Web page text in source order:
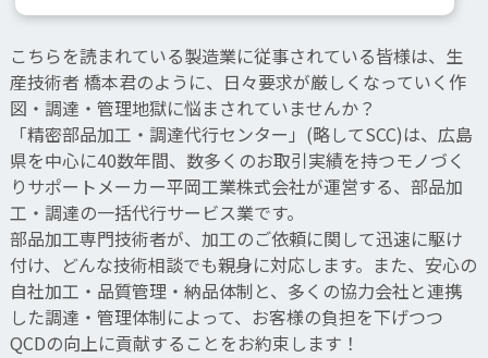
こちらを読まれている製造業に従事されている皆様は、生
産技術者 橋本君のように、日々要求が厳しくなっていく作
図・調達・管理地獄に悩まされていませんか？
「精密部品加工・調達代行センター」(略してSCC)は、広島
県を中心に40数年間、数多くのお取引実績を持つモノづく
りサポートメーカー平岡工業株式会社が運営する、部品加
工・調達の一括代行サービス業です。
部品加工専門技術者が、加工のご依頼に関して迅速に駆け
付け、どんな技術相談でも親身に対応します。また、安心の
自社加工・品質管理・納品体制と、多くの協力会社と連携
した調達・管理体制によって、お客様の負担を下げつつ
QCDの向上に貢献することをお約束します！